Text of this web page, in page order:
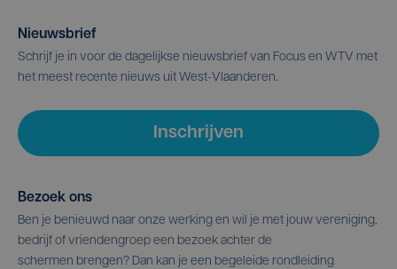
Nieuwsbrief
Schrijf je in voor de dagelijkse nieuwsbrief van Focus en WTV met
het meest recente nieuws uit West-Vlaanderen.
Inschrijven
Bezoek ons
Ben je benieuwd naar onze werking en wil je met jouw vereniging,
bedrijf of vriendengroep een bezoek achter de
schermen brengen? Dan kan je een begeleide rondleiding